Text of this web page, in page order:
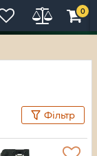
RV-ZAFT
0
Фільтр